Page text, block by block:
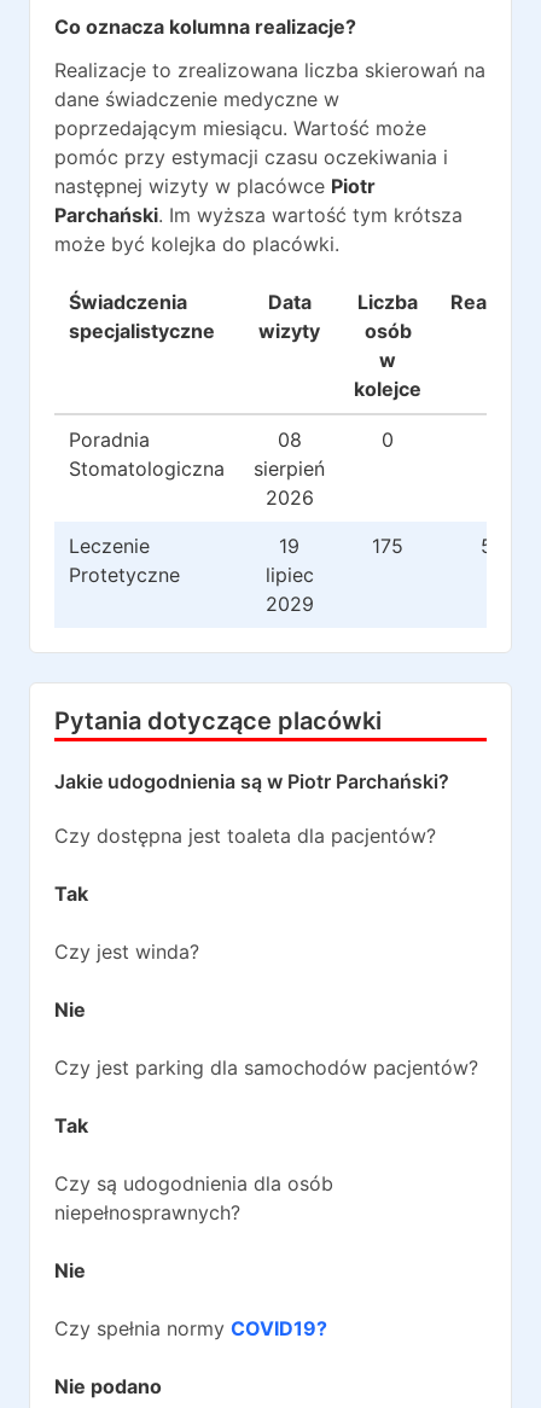
Co oznacza kolumna realizacje?
Realizacje to zrealizowana liczba skierowań na
dane świadczenie medyczne w
poprzedającym miesiącu. Wartość może
pomóc przy estymacji czasu oczekiwania i
następnej wizyty w placówce Piotr
Parchański. Im wyższa wartość tym krótsza
może być kolejka do placówki.
Świadczenia
specjalistyczne
Data
wizyty
Liczba
osób
w
kolejce
Poradnia
Stomatologiczna
08
sierpień
2026
0
Leczenie
Protetyczne
19
lipiec
2029
175 503
Pytania dotyczące placówki
Jakie udogodnienia są w Piotr Parchański?
Czy dostępna jest toaleta dla pacjentów?
Tak
Czy jest winda?
Nie
Czy jest parking dla samochodów pacjentów?
Tak
Czy są udogodnienia dla osób
niepełnosprawnych?
Nie
Czy spełnia normy COVID19?
Nie podano